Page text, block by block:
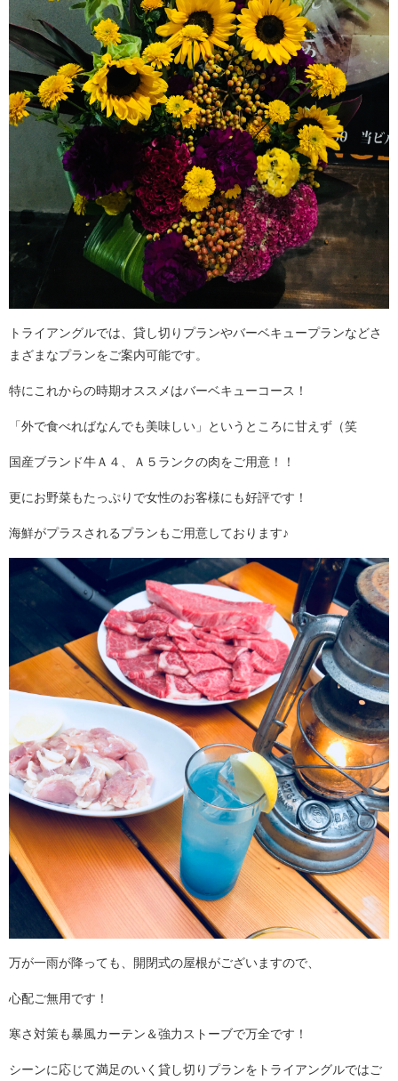
トライアングルでは、貸し切りプランやバーベキュープランなどさ
まざまなプランをご案内可能です。
特にこれからの時期オススメはバーベキューコース！
「外で食べればなんでも美味しい」というところに甘えず（笑
国産ブランド牛Ａ４、Ａ５ランクの肉をご用意！！
更にお野菜もたっぷりで女性のお客様にも好評です！
海鮮がプラスされるプランもご用意しております♪
万が一雨が降っても、開閉式の屋根がございますので、
心配ご無用です！
寒さ対策も暴風カーテン＆強力ストーブで万全です！
シーンに応じて満足のいく貸し切りプランをトライアングルではご